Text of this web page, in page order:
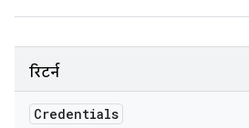
रिटर्न
Credentials